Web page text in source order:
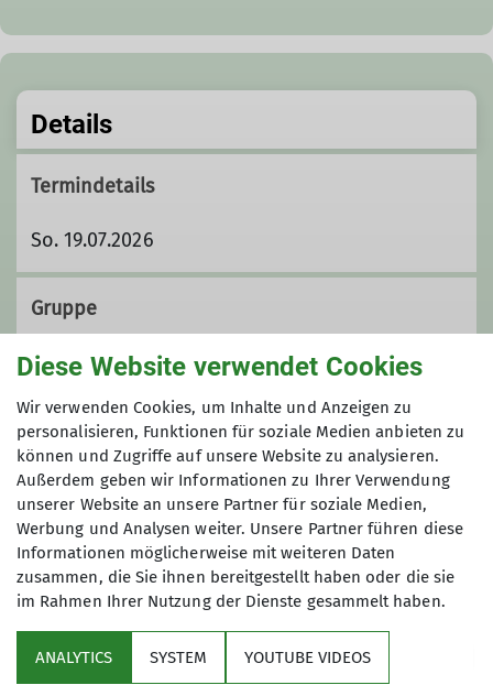
Details
Termindetails
So. 19.07.2026
Gruppe
Wandergruppe
Wir sind eine Gruppe von
Wanderfreund*innen, die ihre Freizeit
mit Tageswanderungen im Umkreis bis
etwa 100 km um Koblenz herum
verbringen. Unsere Wanderungen
wandern wir in einem moderaten
Tempo von etwa vier Kilometern pro
Sektion
Diese Website verwendet Cookies
Wir verwenden Cookies, um Inhalte und Anzeigen zu
personalisieren, Funktionen für soziale Medien anbieten zu
können und Zugriffe auf unsere Website zu analysieren.
Außerdem geben wir Informationen zu Ihrer Verwendung
unserer Website an unsere Partner für soziale Medien,
Werbung und Analysen weiter. Unsere Partner führen diese
Informationen möglicherweise mit weiteren Daten
zusammen, die Sie ihnen bereitgestellt haben oder die sie
im Rahmen Ihrer Nutzung der Dienste gesammelt haben.
ANALYTICS SYSTEM YOUTUBE VIDEOS